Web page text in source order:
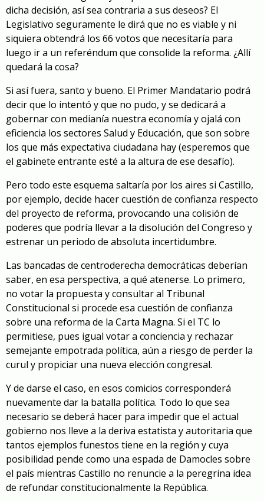
dicha decisión, así sea contraria a sus deseos? El
Legislativo seguramente le dirá que no es viable y ni
siquiera obtendrá los 66 votos que necesitaría para
luego ir a un referéndum que consolide la reforma. ¿Allí
quedará la cosa?
Si así fuera, santo y bueno. El Primer Mandatario podrá
decir que lo intentó y que no pudo, y se dedicará a
gobernar con medianía nuestra economía y ojalá con
eficiencia los sectores Salud y Educación, que son sobre
los que más expectativa ciudadana hay (esperemos que
el gabinete entrante esté a la altura de ese desafío).
Pero todo este esquema saltaría por los aires si Castillo,
por ejemplo, decide hacer cuestión de confianza respecto
del proyecto de reforma, provocando una colisión de
poderes que podría llevar a la disolución del Congreso y
estrenar un periodo de absoluta incertidumbre.
Las bancadas de centroderecha democráticas deberían
saber, en esa perspectiva, a qué atenerse. Lo primero,
no votar la propuesta y consultar al Tribunal
Constitucional si procede esa cuestión de confianza
sobre una reforma de la Carta Magna. Si el TC lo
permitiese, pues igual votar a conciencia y rechazar
semejante empotrada política, aún a riesgo de perder la
curul y propiciar una nueva elección congresal.
Y de darse el caso, en esos comicios corresponderá
nuevamente dar la batalla política. Todo lo que sea
necesario se deberá hacer para impedir que el actual
gobierno nos lleve a la deriva estatista y autoritaria que
tantos ejemplos funestos tiene en la región y cuya
posibilidad pende como una espada de Damocles sobre
el país mientras Castillo no renuncie a la peregrina idea
de refundar constitucionalmente la República.